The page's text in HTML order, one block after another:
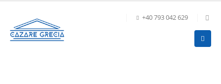
+40 793 042 629